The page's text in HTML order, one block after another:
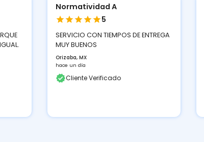
Normatividad A
5
SERVICIO CON TIEMPOS DE ENTREGA
MUY BUENOS
Orizaba, MX
hace un día
Cliente Verificado